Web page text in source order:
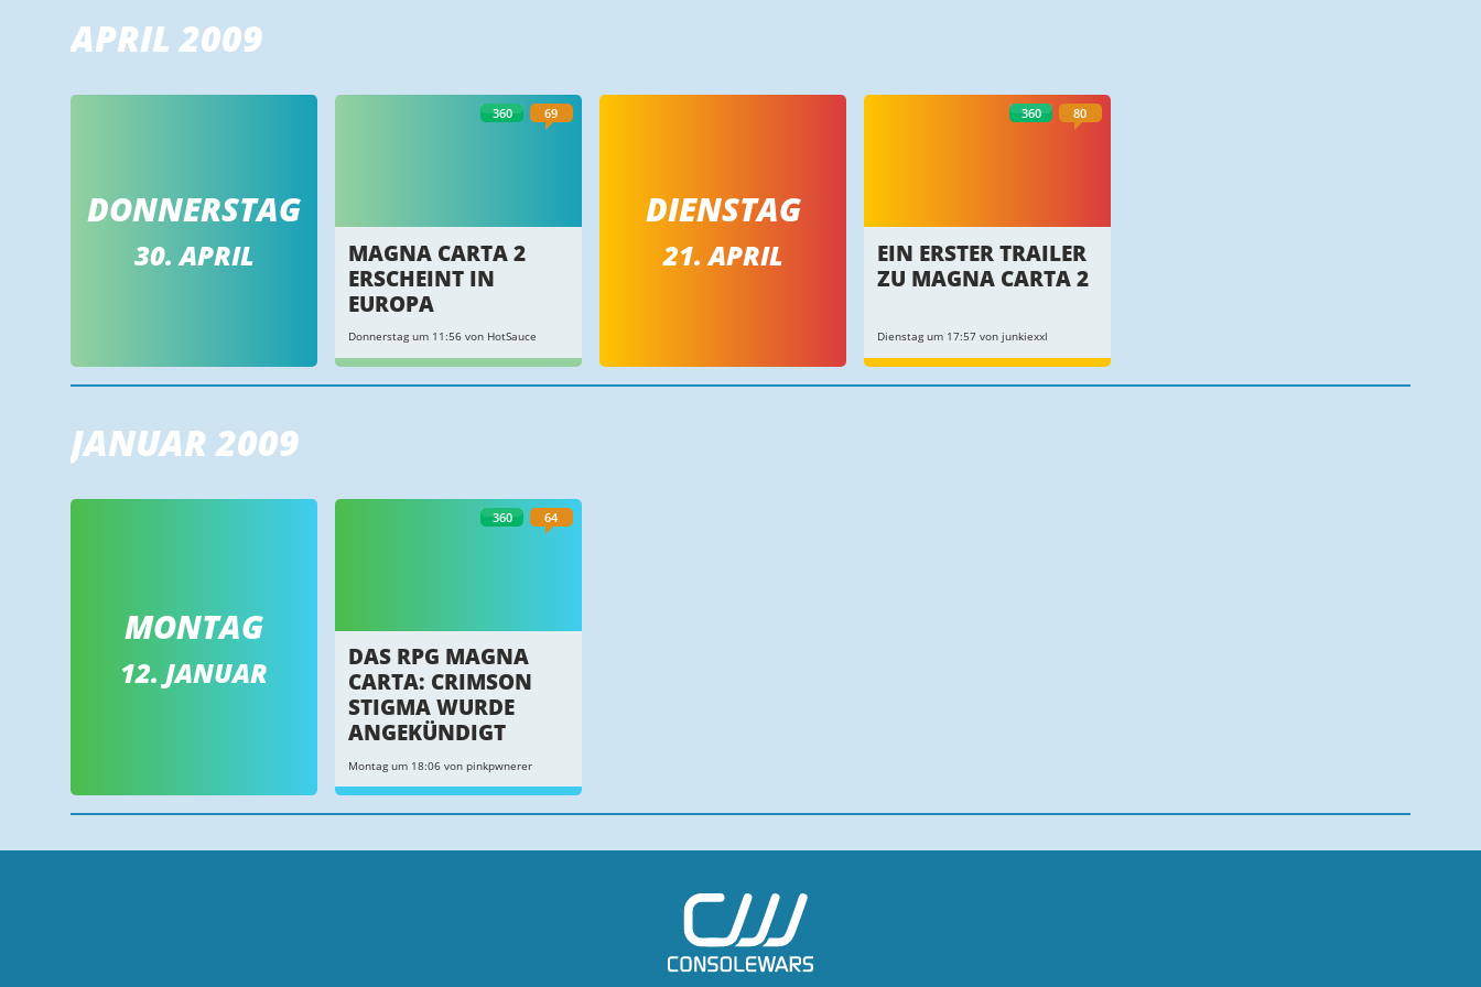
APRIL 2009
DONNERSTAG
30. APRIL
360 69
MAGNA CARTA 2
ERSCHEINT IN
EUROPA
Donnerstag um 11:56 von HotSauce
DIENSTAG
21. APRIL
360 80
EIN ERSTER TRAILER
ZU MAGNA CARTA 2
Dienstag um 17:57 von junkiexxl
JANUAR 2009
MONTAG
12. JANUAR
360 64
DAS RPG MAGNA
CARTA: CRIMSON
STIGMA WURDE
ANGEKÜNDIGT
Montag um 18:06 von pinkpwnerer